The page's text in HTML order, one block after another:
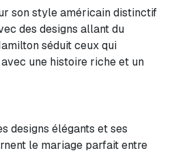
son style américain distinctif
des designs allant du
séduit ceux qui
une histoire riche et un
designs élégants et ses
le mariage parfait entre